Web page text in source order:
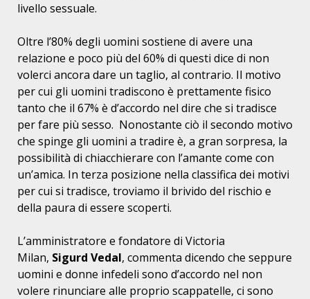
livello sessuale.
Oltre l’80% degli uomini sostiene di avere una
relazione e poco più del 60% di questi dice di non
volerci ancora dare un taglio, al contrario. Il motivo
per cui gli uomini tradiscono è prettamente fisico
tanto che il 67% è d’accordo nel dire che si tradisce
per fare più sesso. Nonostante ciò il secondo motivo
che spinge gli uomini a tradire è, a gran sorpresa, la
possibilità di chiacchierare con l’amante come con
un’amica. In terza posizione nella classifica dei motivi
per cui si tradisce, troviamo il brivido del rischio e
della paura di essere scoperti.
L’amministratore e fondatore di Victoria
Milan, Sigurd Vedal, commenta dicendo che seppure
uomini e donne infedeli sono d’accordo nel non
volere rinunciare alle proprio scappatelle, ci sono